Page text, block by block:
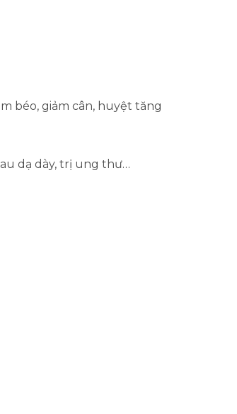
béo, giảm cân, huyệt tăng
dạ dày, trị ung thư…